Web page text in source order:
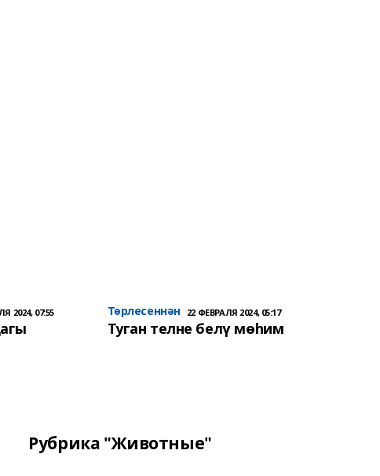
2024, 07:55 Төрлесеннән 22 ФЕВРАЛЯ 2024, 05:17
Туган телне белү мөһим
Рубрика "Животные"